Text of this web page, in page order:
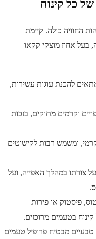
כל קינוח
החוויה כולה. קיימת
בעל אחוז מוצקי קקאו
להכנת עוגות עשירות,
וקרמים מתוקים, בזכות
ומשמש רבות לקישוטים
צורתו במהלך האפייה, ועל
פיסטוק או פירות
קינוח בטעמים מרוכזים.
מבטיח פרופיל טעמים